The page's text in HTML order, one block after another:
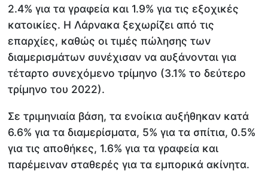
2.4% για τα γραφεία και 1.9% για τις εξοχικές
κατοικίες. Η Λάρνακα ξεχωρίζει από τις
επαρχίες, καθώς οι τιμές πώλησης των
διαμερισμάτων συνέχισαν να αυξάνονται για
τέταρτο συνεχόμενο τρίμηνο (3.1% το δεύτερο
τρίμηνο του 2022).
Σε τριμηνιαία βάση, τα ενοίκια αυξήθηκαν κατά
6.6% για τα διαμερίσματα, 5% για τα σπίτια, 0.5%
για τις αποθήκες, 1.6% για τα γραφεία και
παρέμειναν σταθερές για τα εμπορικά ακίνητα.